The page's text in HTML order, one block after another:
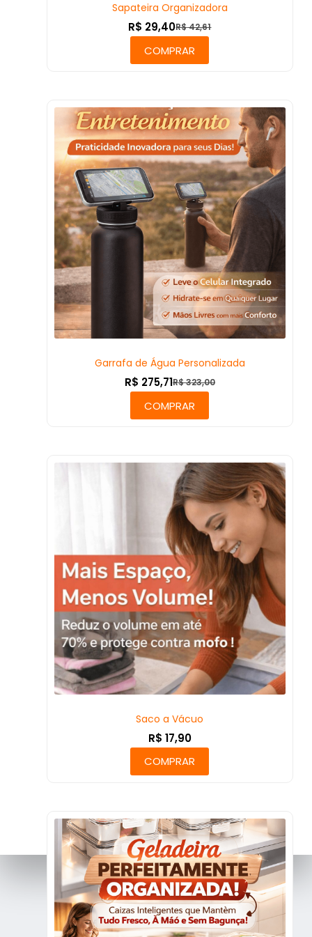
Sapateira Organizadora
R$42,61
R$ 29,40
COMPRAR
Garrafa de Água Personalizada
R$323,00
R$ 275,71
COMPRAR
Saco a Vácuo
R$ 17,90
COMPRAR
Sobre Nós
Políticas de Privacidade
Termos de Uso
Fale Conosco